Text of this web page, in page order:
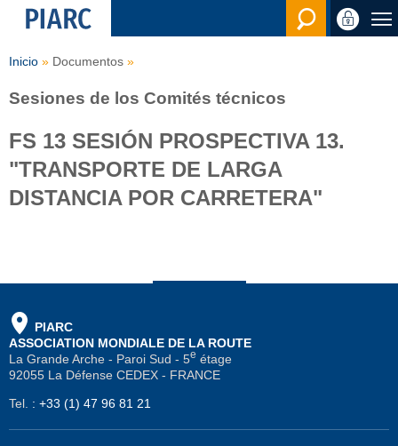
Buscar
Inicio Documentos
Sesiones de los Comités técnicos
FS 13 SESIÓN PROSPECTIVA 13.
"TRANSPORTE DE LARGA
DISTANCIA POR CARRETERA"
PIARC
ASSOCIATION MONDIALE DE LA ROUTE
La Grande Arche - Paroi Sud - 5e étage
92055 La Défense CEDEX - FRANCE
Tel. : +33 (1) 47 96 81 21